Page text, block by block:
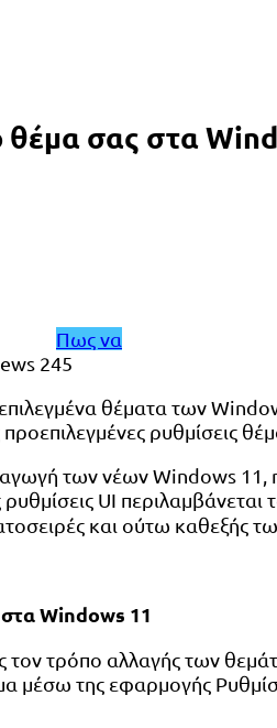
σας στα
Πως να
245
θέματα των
ρυθμίσεις
των νέων Windows
UI περιλαμβάνεται
και ούτω καθεξής
Windows 11
τρόπο αλλαγής των
της εφαρμογής